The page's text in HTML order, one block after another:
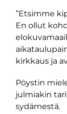
”Etsimme
En ollut
kirkkaus ja
Pöystin
julmiakin
sydämestä.